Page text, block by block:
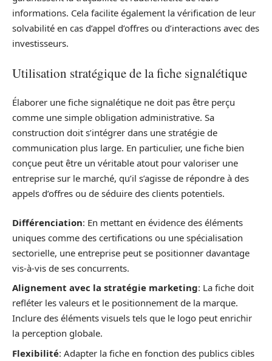
informations. Cela facilite également la vérification de leur
solvabilité en cas d’appel d’offres ou d’interactions avec des
investisseurs.
Utilisation stratégique de la fiche signalétique
Élaborer une fiche signalétique ne doit pas être perçu
comme une simple obligation administrative. Sa
construction doit s’intégrer dans une stratégie de
communication plus large. En particulier, une fiche bien
conçue peut être un véritable atout pour valoriser une
entreprise sur le marché, qu’il s’agisse de répondre à des
appels d’offres ou de séduire des clients potentiels.
Différenciation: En mettant en évidence des éléments
uniques comme des certifications ou une spécialisation
sectorielle, une entreprise peut se positionner davantage
vis-à-vis de ses concurrents.
Alignement avec la stratégie marketing: La fiche doit
refléter les valeurs et le positionnement de la marque.
Inclure des éléments visuels tels que le logo peut enrichir
la perception globale.
Flexibilité: Adapter la fiche en fonction des publics cibles